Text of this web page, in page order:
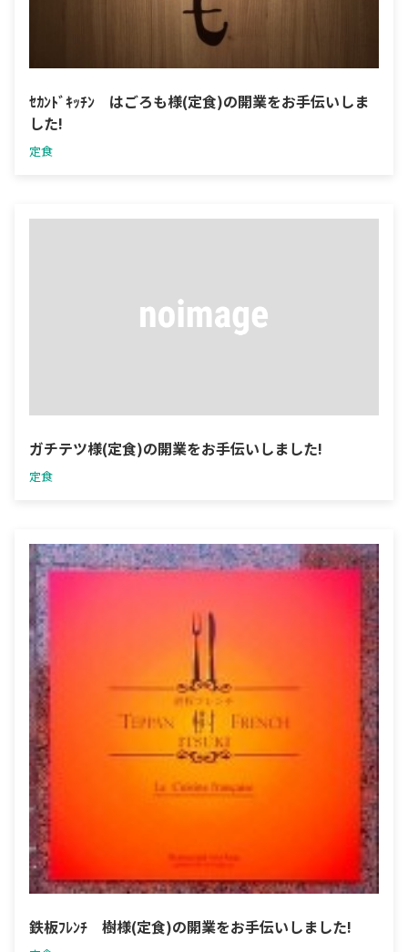
ｾｶﾝﾄﾞｷｯﾁﾝ はごろも様(定食)の開業をお手伝いしま
した!
定食
ガチテツ様(定食)の開業をお手伝いしました!
定食
鉄板ﾌﾚﾝﾁ 樹様(定食)の開業をお手伝いしました!